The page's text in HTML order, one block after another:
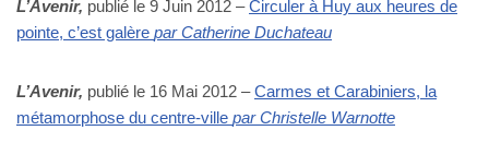
L’Avenir, publié le 9 Juin 2012 –Circuler à Huy aux heures de
pointe, c’est galère par Catherine Duchateau
L’Avenir, publié le 16 Mai 2012 –Carmes et Carabiniers, la
métamorphose du centre-ville par Christelle Warnotte